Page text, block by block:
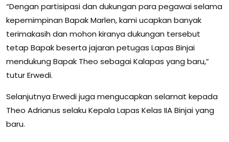
“Dengan partisipasi dan dukungan para pegawai selama
kepemimpinan Bapak Marlen, kami ucapkan banyak
terimakasih dan mohon kiranya dukungan tersebut
tetap Bapak beserta jajaran petugas Lapas Binjai
mendukung Bapak Theo sebagai Kalapas yang baru,”
tutur Erwedi.
Selanjutnya Erwedi juga mengucapkan selamat kepada
Theo Adrianus selaku Kepala Lapas Kelas IIA Binjai yang
baru.